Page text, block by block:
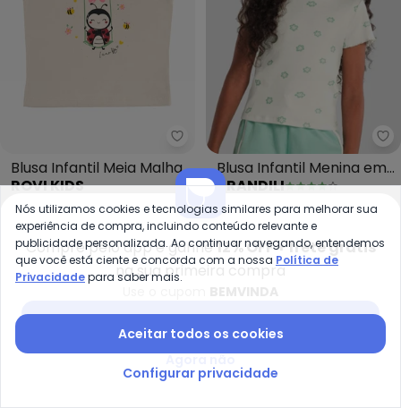
Rovi Kids - Blusa Infantil Meia
Blusa Infantil Meia Malha
com Estampa (Bege)
ROVI KIDS
R$ 50,98 R$ 59,99
Blusa Infantil Menina em
Ribana Florida (Natural)
BRANDILI
R$ 35,99
R$ 64,99
-63%
-55%
Compre pelo app e ganhe12% OFF + frete grátis
na sua primeira compra
Nós utilizamos cookies e tecnologias similares para melhorar sua
experiência de compra, incluindo conteúdo relevante e
publicidade personalizada. Ao continuar navegando, entendemos
que você está ciente e concorda com a nossa Política de
Privacidadepara saber mais.
Aceitar todos os cookies
Configurar privacidade